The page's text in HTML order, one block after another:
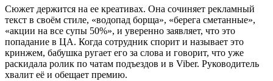
Сюжет держится на ее креативах. Она сочиняет рекламный
текст в своём стиле, «водопад борща», «берега сметанные»,
«акции на все супы 50%», и уверенно заявляет, что это
попадание в ЦА. Когда сотрудник спорит и называет это
кринжем, бабушка ругает его за слова и говорит, что уже
раскидала ролик по чатам подъездов и в Viber. Руководитель
хвалит её и обещает премию.